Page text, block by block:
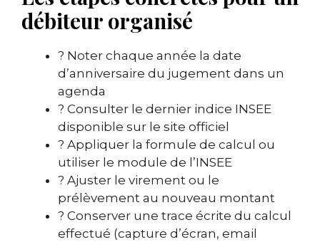
débiteur organisé
? Noter chaque année la date
d’anniversaire du jugement dans un
agenda
? Consulter le dernier indice INSEE
disponible sur le site officiel
? Appliquer la formule de calcul ou
utiliser le module de l’INSEE
? Ajuster le virement ou le
prélèvement au nouveau montant
? Conserver une trace écrite du calcul
effectué (capture d’écran, email